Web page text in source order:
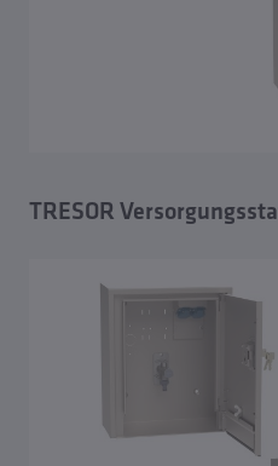
Übersicht TRESOR
TRESOR